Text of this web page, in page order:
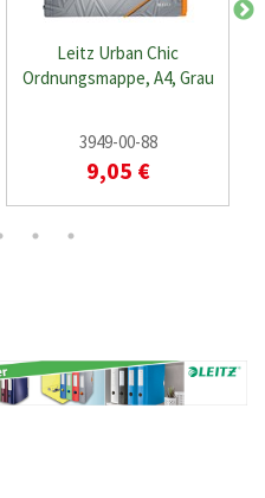
Leitz Urban Chic
Ordnungsmappe, A4, Grau
3949-00-88
9,05 €